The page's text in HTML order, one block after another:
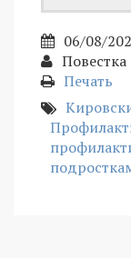
06/08/
Печать